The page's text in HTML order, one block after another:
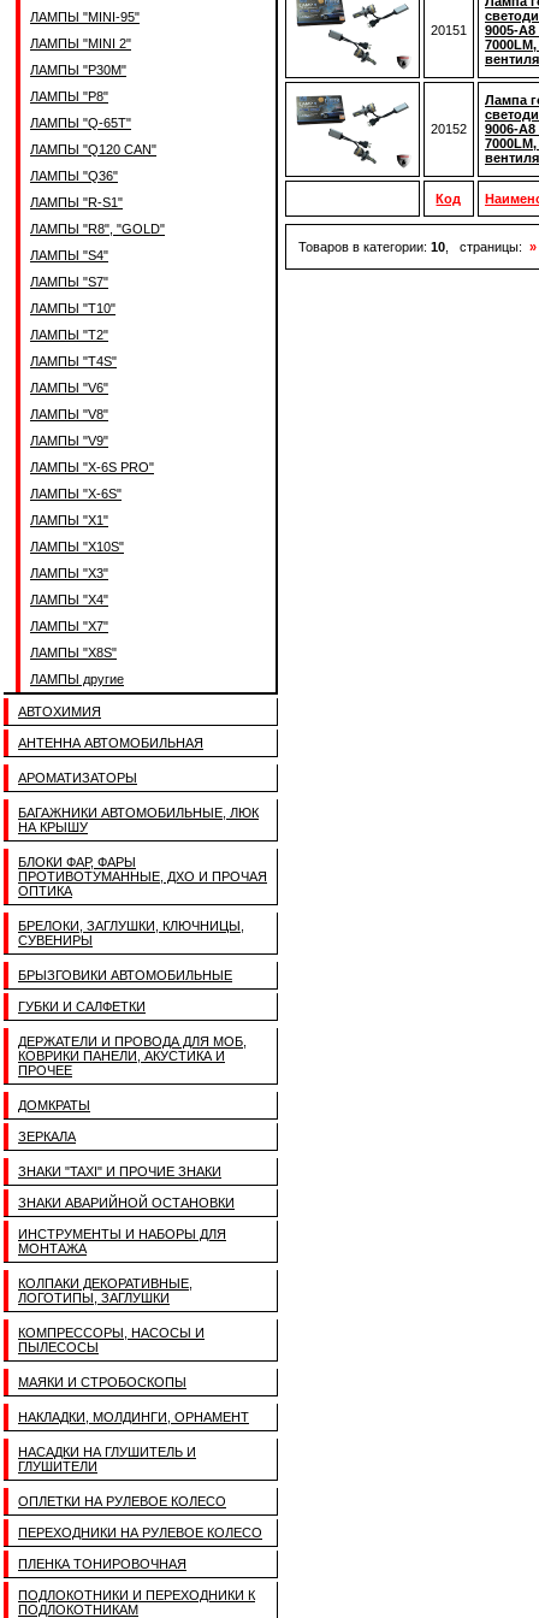
ЛАМПЫ "MINI-95"
ЛАМПЫ "MINI 2"
ЛАМПЫ "P30M"
ЛАМПЫ "P8"
ЛАМПЫ "Q-65T"
ЛАМПЫ "Q120 CAN"
ЛАМПЫ "Q36"
ЛАМПЫ "R-S1"
ЛАМПЫ "R8", "GOLD"
ЛАМПЫ "S4"
ЛАМПЫ "S7"
ЛАМПЫ "T10"
ЛАМПЫ "T2"
ЛАМПЫ "T4S"
ЛАМПЫ "V6"
ЛАМПЫ "V8"
ЛАМПЫ "V9"
ЛАМПЫ "X-6S PRO"
ЛАМПЫ "X-6S"
ЛАМПЫ "X1"
ЛАМПЫ "X10S"
ЛАМПЫ "X3"
ЛАМПЫ "X4"
ЛАМПЫ "X7"
ЛАМПЫ "X8S"
ЛАМПЫ другие
АВТОХИМИЯ
АНТЕННА АВТОМОБИЛЬНАЯ
АРОМАТИЗАТОРЫ
БАГАЖНИКИ АВТОМОБИЛЬНЫЕ, ЛЮК
НА КРЫШУ
БЛОКИ ФАР, ФАРЫ
ПРОТИВОТУМАННЫЕ, ДХО И ПРОЧАЯ
ОПТИКА
БРЕЛОКИ, ЗАГЛУШКИ, КЛЮЧНИЦЫ,
СУВЕНИРЫ
БРЫЗГОВИКИ АВТОМОБИЛЬНЫЕ
ГУБКИ И САЛФЕТКИ
ДЕРЖАТЕЛИ И ПРОВОДА ДЛЯ МОБ,
КОВРИКИ ПАНЕЛИ, АКУСТИКА И
ПРОЧЕЕ
ДОМКРАТЫ
ЗЕРКАЛА
ЗНАКИ "TAXI" И ПРОЧИЕ ЗНАКИ
ЗНАКИ АВАРИЙНОЙ ОСТАНОВКИ
ИНСТРУМЕНТЫ И НАБОРЫ ДЛЯ
МОНТАЖА
КОЛПАКИ ДЕКОРАТИВНЫЕ,
ЛОГОТИПЫ, ЗАГЛУШКИ
КОМПРЕССОРЫ, НАСОСЫ И
ПЫЛЕСОСЫ
МАЯКИ И СТРОБОСКОПЫ
НАКЛАДКИ, МОЛДИНГИ, ОРНАМЕНТ
НАСАДКИ НА ГЛУШИТЕЛЬ И
ГЛУШИТЕЛИ
ОПЛЕТКИ НА РУЛЕВОЕ КОЛЕСО
ПЕРЕХОДНИКИ НА РУЛЕВОЕ КОЛЕСО
ПЛЕНКА ТОНИРОВОЧНАЯ
ПОДЛОКОТНИКИ И ПЕРЕХОДНИКИ К
ПОДЛОКОТНИКАМ
20151
9005-A8
20152
Лампа
9006-A8
Код
Товаров в категории: 10 , страницы: »